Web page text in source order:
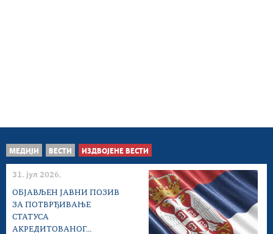
МЕДИЈИ ВЕСТИ ИЗДВОЈЕНЕ ВЕСТИ
31. јул 2026.
ОБЈАВЉЕН ЈАВНИ ПОЗИВ
ЗА ПОТВРЂИВАЊЕ
СТАТУСА
АКРЕДИТОВАНОГ...